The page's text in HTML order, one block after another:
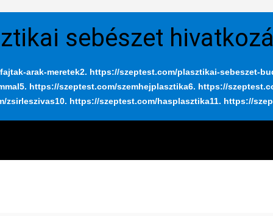
sebészet
arak-meretek2. https://szeptest.com/plasztikai-sebeszet-
5. https://szeptest.com/szemhejplasztika6. https://
zsirleszivas10. https://szeptest.com/hasplasztika11. https://